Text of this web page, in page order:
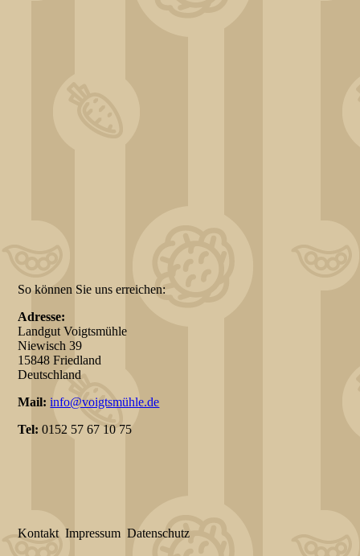
So können Sie uns erreichen:
Adresse:
Landgut Voigtsmühle
Niewisch 39
15848 Friedland
Deutschland
Mail: info@voigtsmühle.de
Tel: 0152 57 67 10 75
Kontakt Impressum Datenschutz